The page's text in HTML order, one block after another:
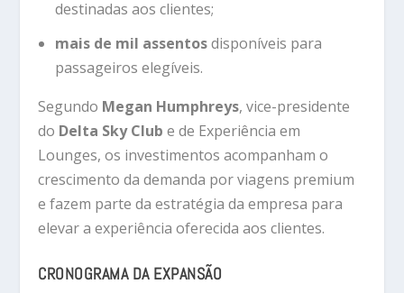
destinadas aos clientes;
mais de mil assentosdisponíveis para
passageiros elegíveis.
Segundo Megan Humphreys, vice-presidente
do Delta Sky Club e de Experiência em
Lounges, os investimentos acompanham o
crescimento da demanda por viagens premium
e fazem parte da estratégia da empresa para
elevar a experiência oferecida aos clientes.
CRONOGRAMA DA EXPANSÃO